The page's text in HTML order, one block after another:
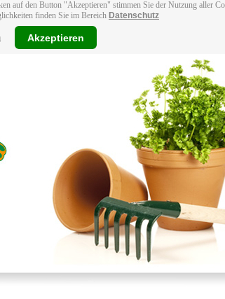
auf den Button "Akzeptieren" stimmen Sie der Nutzung aller
finden Sie im Bereich Datenschutz
Akzeptieren